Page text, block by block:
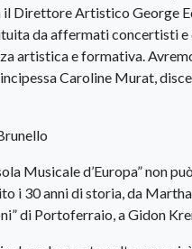
Direttore Artistico George
da affermati concertisti
artistica e formativa.
Caroline Murat,
Musicale d’Europa” non
i 30 anni di storia, da
di Portoferraio, a Gidon